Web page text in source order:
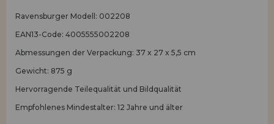
Ravensburger Modell: 002208
EAN13-Code: 4005555002208
Abmessungen der Verpackung: 37 x 27 x 5,5 cm
Gewicht: 875 g
Hervorragende Teilequalität und Bildqualität
Empfohlenes Mindestalter: 12 Jahre und älter